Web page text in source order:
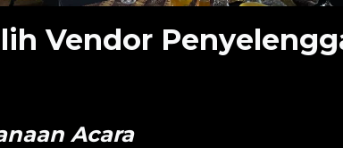
Vendor
Acara